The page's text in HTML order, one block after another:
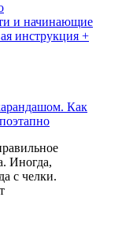
и начинающие
инструкция +
Как
Иногда,
с челки.